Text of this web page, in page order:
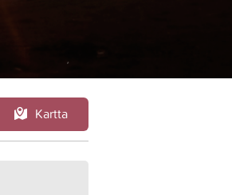
Kartta